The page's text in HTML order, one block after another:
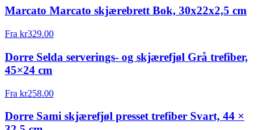
Marcato Marcato skjærebrett Bok, 30x22x2,5 cm
Fra kr329.00
Dorre Selda serverings- og skjærefjøl Grå trefiber,
45×24 cm
Fra kr258.00
Dorre Sami skjærefjøl presset trefiber Svart, 44 ×